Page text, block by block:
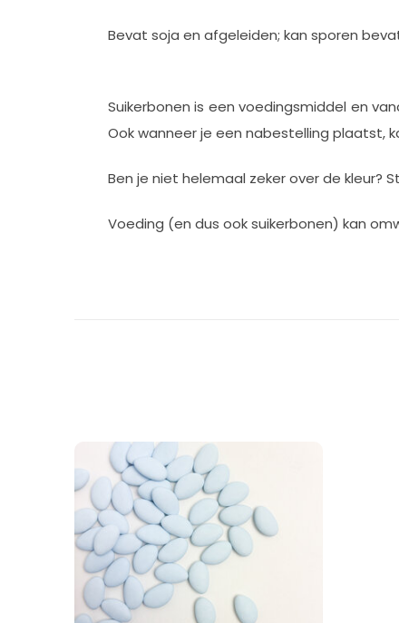
Bevat soja en afgeleiden; kan sporen
Suikerbonen is een voedingsmiddel en
Ook wanneer je een nabestelling plaatst,
Ben je niet helemaal zeker over de kleur?
Voeding (en dus ook suikerbonen) kan